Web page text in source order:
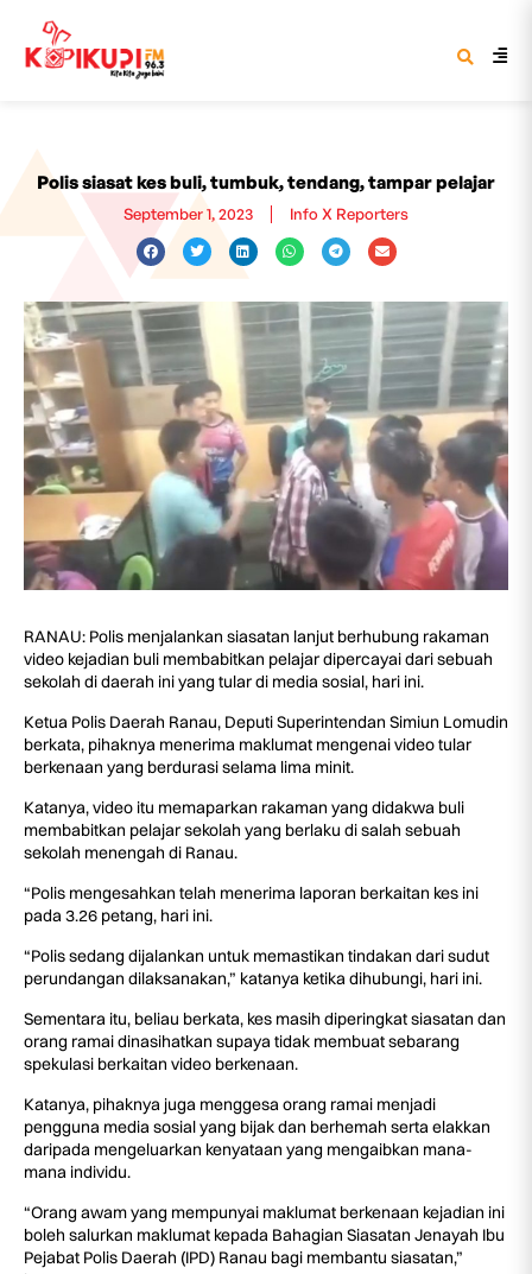
Polis siasat kes buli, tumbuk, tendang, tampar pelajar
September 1, 2023 Info X Reporters
RANAU: Polis menjalankan siasatan lanjut berhubung rakaman
video kejadian buli membabitkan pelajar dipercayai dari sebuah
sekolah di daerah ini yang tular di media sosial, hari ini.
Ketua Polis Daerah Ranau, Deputi Superintendan Simiun Lomudin
berkata, pihaknya menerima maklumat mengenai video tular
berkenaan yang berdurasi selama lima minit.
Katanya, video itu memaparkan rakaman yang didakwa buli
membabitkan pelajar sekolah yang berlaku di salah sebuah
sekolah menengah di Ranau.
“Polis mengesahkan telah menerima laporan berkaitan kes ini
pada 3.26 petang, hari ini.
“Polis sedang dijalankan untuk memastikan tindakan dari sudut
perundangan dilaksanakan,” katanya ketika dihubungi, hari ini.
Sementara itu, beliau berkata, kes masih diperingkat siasatan dan
orang ramai dinasihatkan supaya tidak membuat sebarang
spekulasi berkaitan video berkenaan.
Katanya, pihaknya juga menggesa orang ramai menjadi
pengguna media sosial yang bijak dan berhemah serta elakkan
daripada mengeluarkan kenyataan yang mengaibkan mana-
mana individu.
“Orang awam yang mempunyai maklumat berkenaan kejadian ini
boleh salurkan maklumat kepada Bahagian Siasatan Jenayah Ibu
Pejabat Polis Daerah (IPD) Ranau bagi membantu siasatan,”